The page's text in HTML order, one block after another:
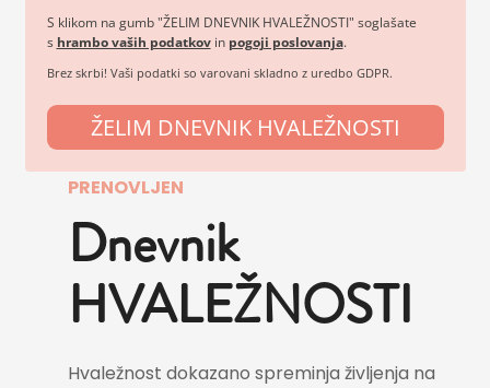
S klikom na gumb "ŽELIM DNEVNIK HVALEŽNOSTI" soglašate
s hrambo vaših podatkovin pogoji poslovanja.
Brez skrbi! Vaši podatki so varovani skladno z uredbo GDPR.
ŽELIM DNEVNIK HVALEŽNOSTI
PRENOVLJEN
Dnevnik
HVALEŽNOSTI
Hvaležnost dokazano spreminja življenja na